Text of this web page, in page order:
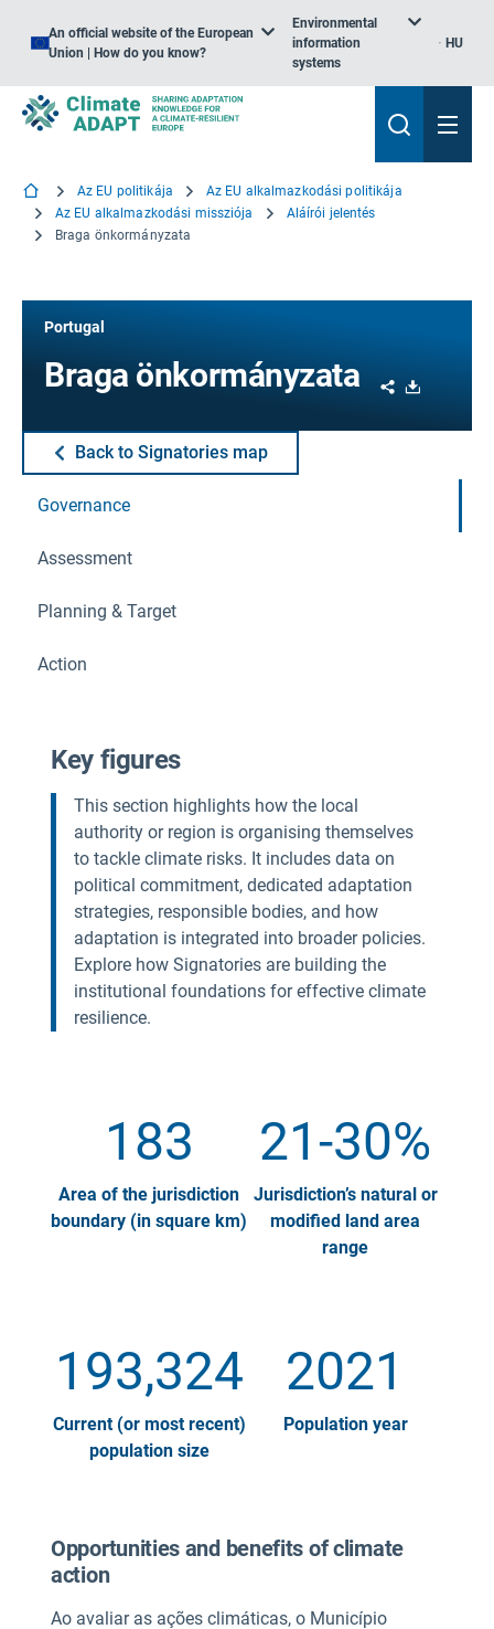
An official website of the European
Union | How do you know?
Environmental
information
systems
HU
Az EU politikája
Az EU alkalmazkodási politikája
Az EU alkalmazkodási missziója
Aláírói jelentés
Braga önkormányzata
Portugal
Braga önkormányzata Share
Back to Signatories map
Governance
Assessment
Planning & Target
Action
Key figures
This section highlights how the local
authority or region is organising themselves
to tackle climate risks. It includes data on
political commitment, dedicated adaptation
strategies, responsible bodies, and how
adaptation is integrated into broader policies.
Explore how Signatories are building the
institutional foundations for effective climate
resilience.
183
Area of the jurisdiction
boundary (in square km)
21-30%
Jurisdiction’s natural or
modified land area
range
193,324
Current (or most recent)
population size
2021
Population year
Opportunities and benefits of climate
action
Ao avaliar as ações climáticas, o Município